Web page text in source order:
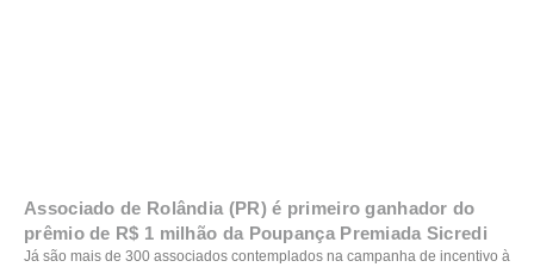
Associado de Rolândia (PR) é primeiro ganhador do
prêmio de R$ 1 milhão da Poupança Premiada Sicredi
Já são mais de 300 associados contemplados na campanha de incentivo à